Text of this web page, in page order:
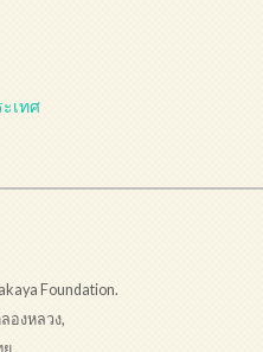
เทศ
Foundation.
องหลวง,